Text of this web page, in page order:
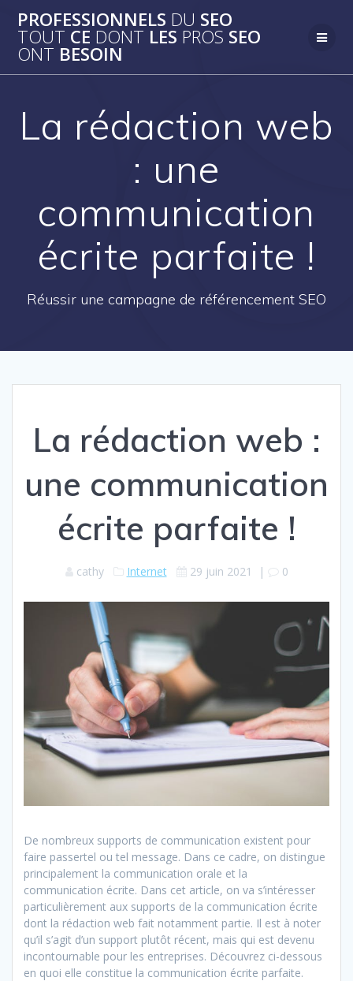
au
contenu
PROFESSIONNELS DU SEO
TOUT CE DONT LES PROS SEO
ONT BESOIN
La rédaction web
: une
communication
écrite parfaite !
Réussir une campagne de référencement SEO
La rédaction web :
une communication
écrite parfaite !
cathy Internet 29 juin 2021 | 0
De nombreux supports de communication existent pour
faire passertel ou tel message. Dans ce cadre, on distingue
principalement la communication orale et la
communication écrite. Dans cet article, on va s’intéresser
particulièrement aux supports de la communication écrite
dont la rédaction web fait notamment partie. Il est à noter
qu’il s’agit d’un support plutôt récent, mais qui est devenu
incontournable pour les entreprises. Découvrez ci-dessous
en quoi elle constitue la communication écrite parfaite.